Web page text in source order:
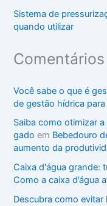
Sistema de
quando utilizar
Comentários
Você sabe o que é
de gestão hídrica
Saiba como otimizar
gado em Bebedouro
aumento da
Caixa d'água grande:
Como a caixa d’água
Descubra como